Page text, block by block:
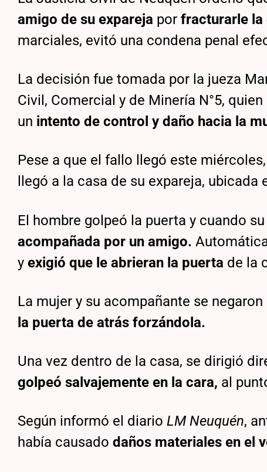
amigo de su expareja porfracturarle la
marciales, evitó una condena penal
La decisión fue tomada por la jueza
Civil, Comercial y de Minería N°5,
un intento de control y daño hacia la
Pese a que el fallo llegó este
llegó a la casa de su expareja,
El hombre golpeó la puerta y cuando
acompañada por un amigo.
yexigió que le abrieran la puerta de la
La mujer y su acompañante se
la puerta de atrás forzándola.
Una vez dentro de la casa, se dirigió
golpeó salvajemente en la cara, al
Según informó el diario LM Neuquén,
había causadodaños materiales en el